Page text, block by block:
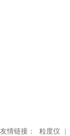
友情链接： 粒度仪